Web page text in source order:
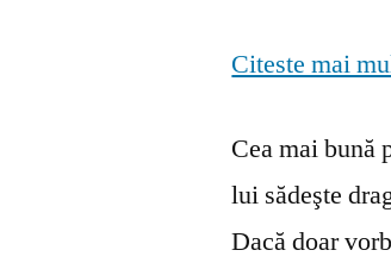
Citeste mai
Cea mai bună
lui sădeşte
Dacă doar